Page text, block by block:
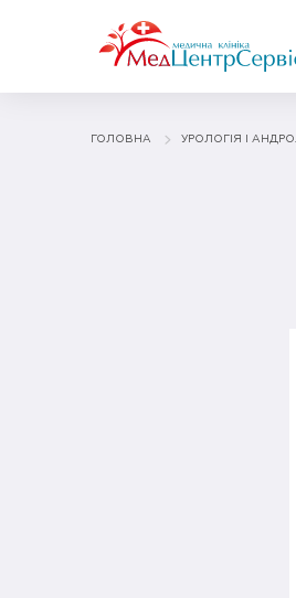
ГОЛОВНА УРОЛОГІЯ І